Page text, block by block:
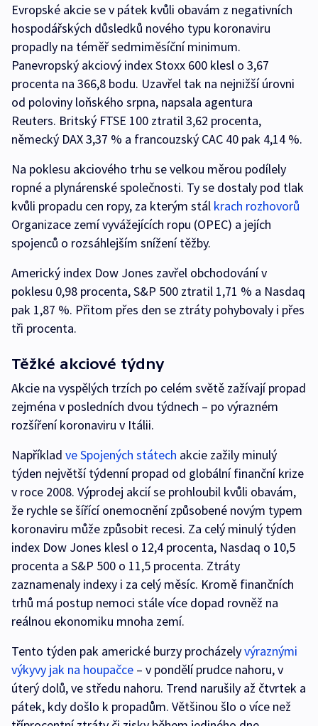
Evropské akcie se v pátek kvůli obavám z negativních
hospodářských důsledků nového typu koronaviru
propadly na téměř sedmiměsíční minimum.
Panevropský akciový index Stoxx 600 klesl o 3,67
procenta na 366,8 bodu. Uzavřel tak na nejnižší úrovni
od poloviny loňského srpna, napsala agentura
Reuters. Britský FTSE 100 ztratil 3,62 procenta,
německý DAX 3,37 % a francouzský CAC 40 pak 4,14 %.
Na poklesu akciového trhu se velkou měrou podílely
ropné a plynárenské společnosti. Ty se dostaly pod tlak
kvůli propadu cen ropy, za kterým stál krach rozhovorů
Organizace zemí vyvážejících ropu (OPEC) a jejích
spojenců o rozsáhlejším snížení těžby.
Americký index Dow Jones zavřel obchodování v
poklesu 0,98 procenta, S&P 500 ztratil 1,71 % a Nasdaq
pak 1,87 %. Přitom přes den se ztráty pohybovaly i přes
tři procenta.
Těžké akciové týdny
Akcie na vyspělých trzích po celém světě zažívají propad
zejména v posledních dvou týdnech – po výrazném
rozšíření koronaviru v Itálii.
Například ve Spojených státech akcie zažily minulý
týden největší týdenní propad od globální finanční krize
v roce 2008. Výprodej akcií se prohloubil kvůli obavám,
že rychle se šířící onemocnění způsobené novým typem
koronaviru může způsobit recesi. Za celý minulý týden
index Dow Jones klesl o 12,4 procenta, Nasdaq o 10,5
procenta a S&P 500 o 11,5 procenta. Ztráty
zaznamenaly indexy i za celý měsíc. Kromě finančních
trhů má postup nemoci stále více dopad rovněž na
reálnou ekonomiku mnoha zemí.
Tento týden pak americké burzy procházelyvýraznými
výkyvy jak na houpačce – v pondělí prudce nahoru, v
úterý dolů, ve středu nahoru. Trend narušily až čtvrtek a
pátek, kdy došlo k propadům. Většinou šlo o více než